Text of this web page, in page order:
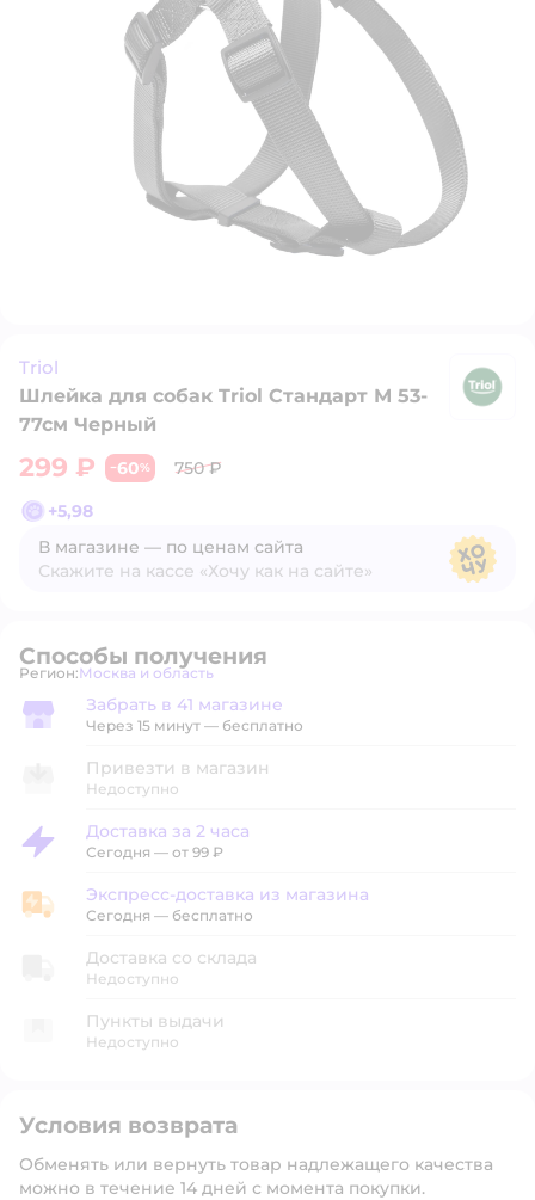
Triol
Шлейка для собак Triol Стандарт М 53-
77см Черный
299 ₽ −60%
750 ₽
+5,98
В магазине — по ценам сайта
Скажите на кассе «Хочу как на сайте»
Способы получения
Регион: Выбор адреса доставки.
Москва и область
Забрать в магазине
Забрать в 41 магазине
Через 15 минут — бесплатно
Привезти в магазин
Недоступно
Доставка за 2 часа
Доставка за 2 часа
Сегодня — от 99 ₽
Экспресс-доставка из магазина
Экспресс-доставка из магазина
Сегодня — бесплатно
Доставка со склада
Недоступно
Пункты выдачи
Недоступно
Условия возврата
Обменять или вернуть товар надлежащего качества
можно в течение 14 дней с момента покупки.